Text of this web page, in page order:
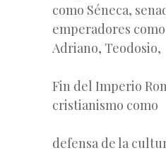
como Séneca,
emperadores
Adriano, Teodosio,
Fin del Imperio
cristianismo como
defensa de la